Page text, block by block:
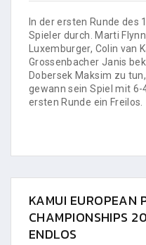
In der ersten Runde des
Spieler durch. Marti
Luxemburger, Colin van
Grossenbacher Janis
Dobersek Maksim zu
gewann sein Spiel mit
ersten Runde ein Freilos.
KAMUI EUROPEAN
CHAMPIONSHIPS
ENDLOS